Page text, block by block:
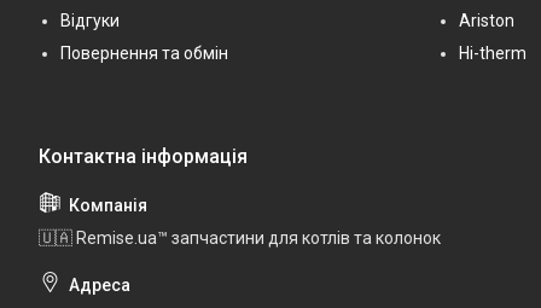
Відгуки
Повернення та обмін
Ariston
Hi-therm
🇺🇦 Remise.ua™ запчастини для котлів та колонок